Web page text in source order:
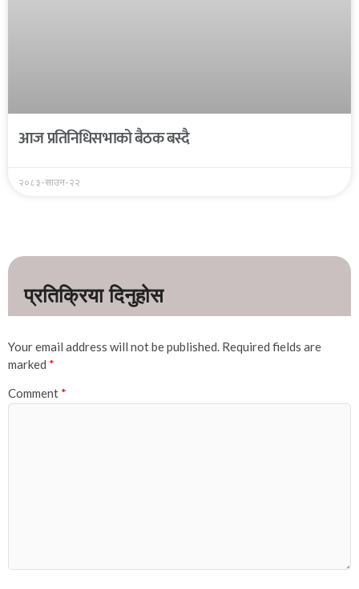
आज प्रतिनिधिसभाको बैठक बस्दै
२०८३-साउन-२२
Your email address will not be published. Required fields are
marked *
Comment *